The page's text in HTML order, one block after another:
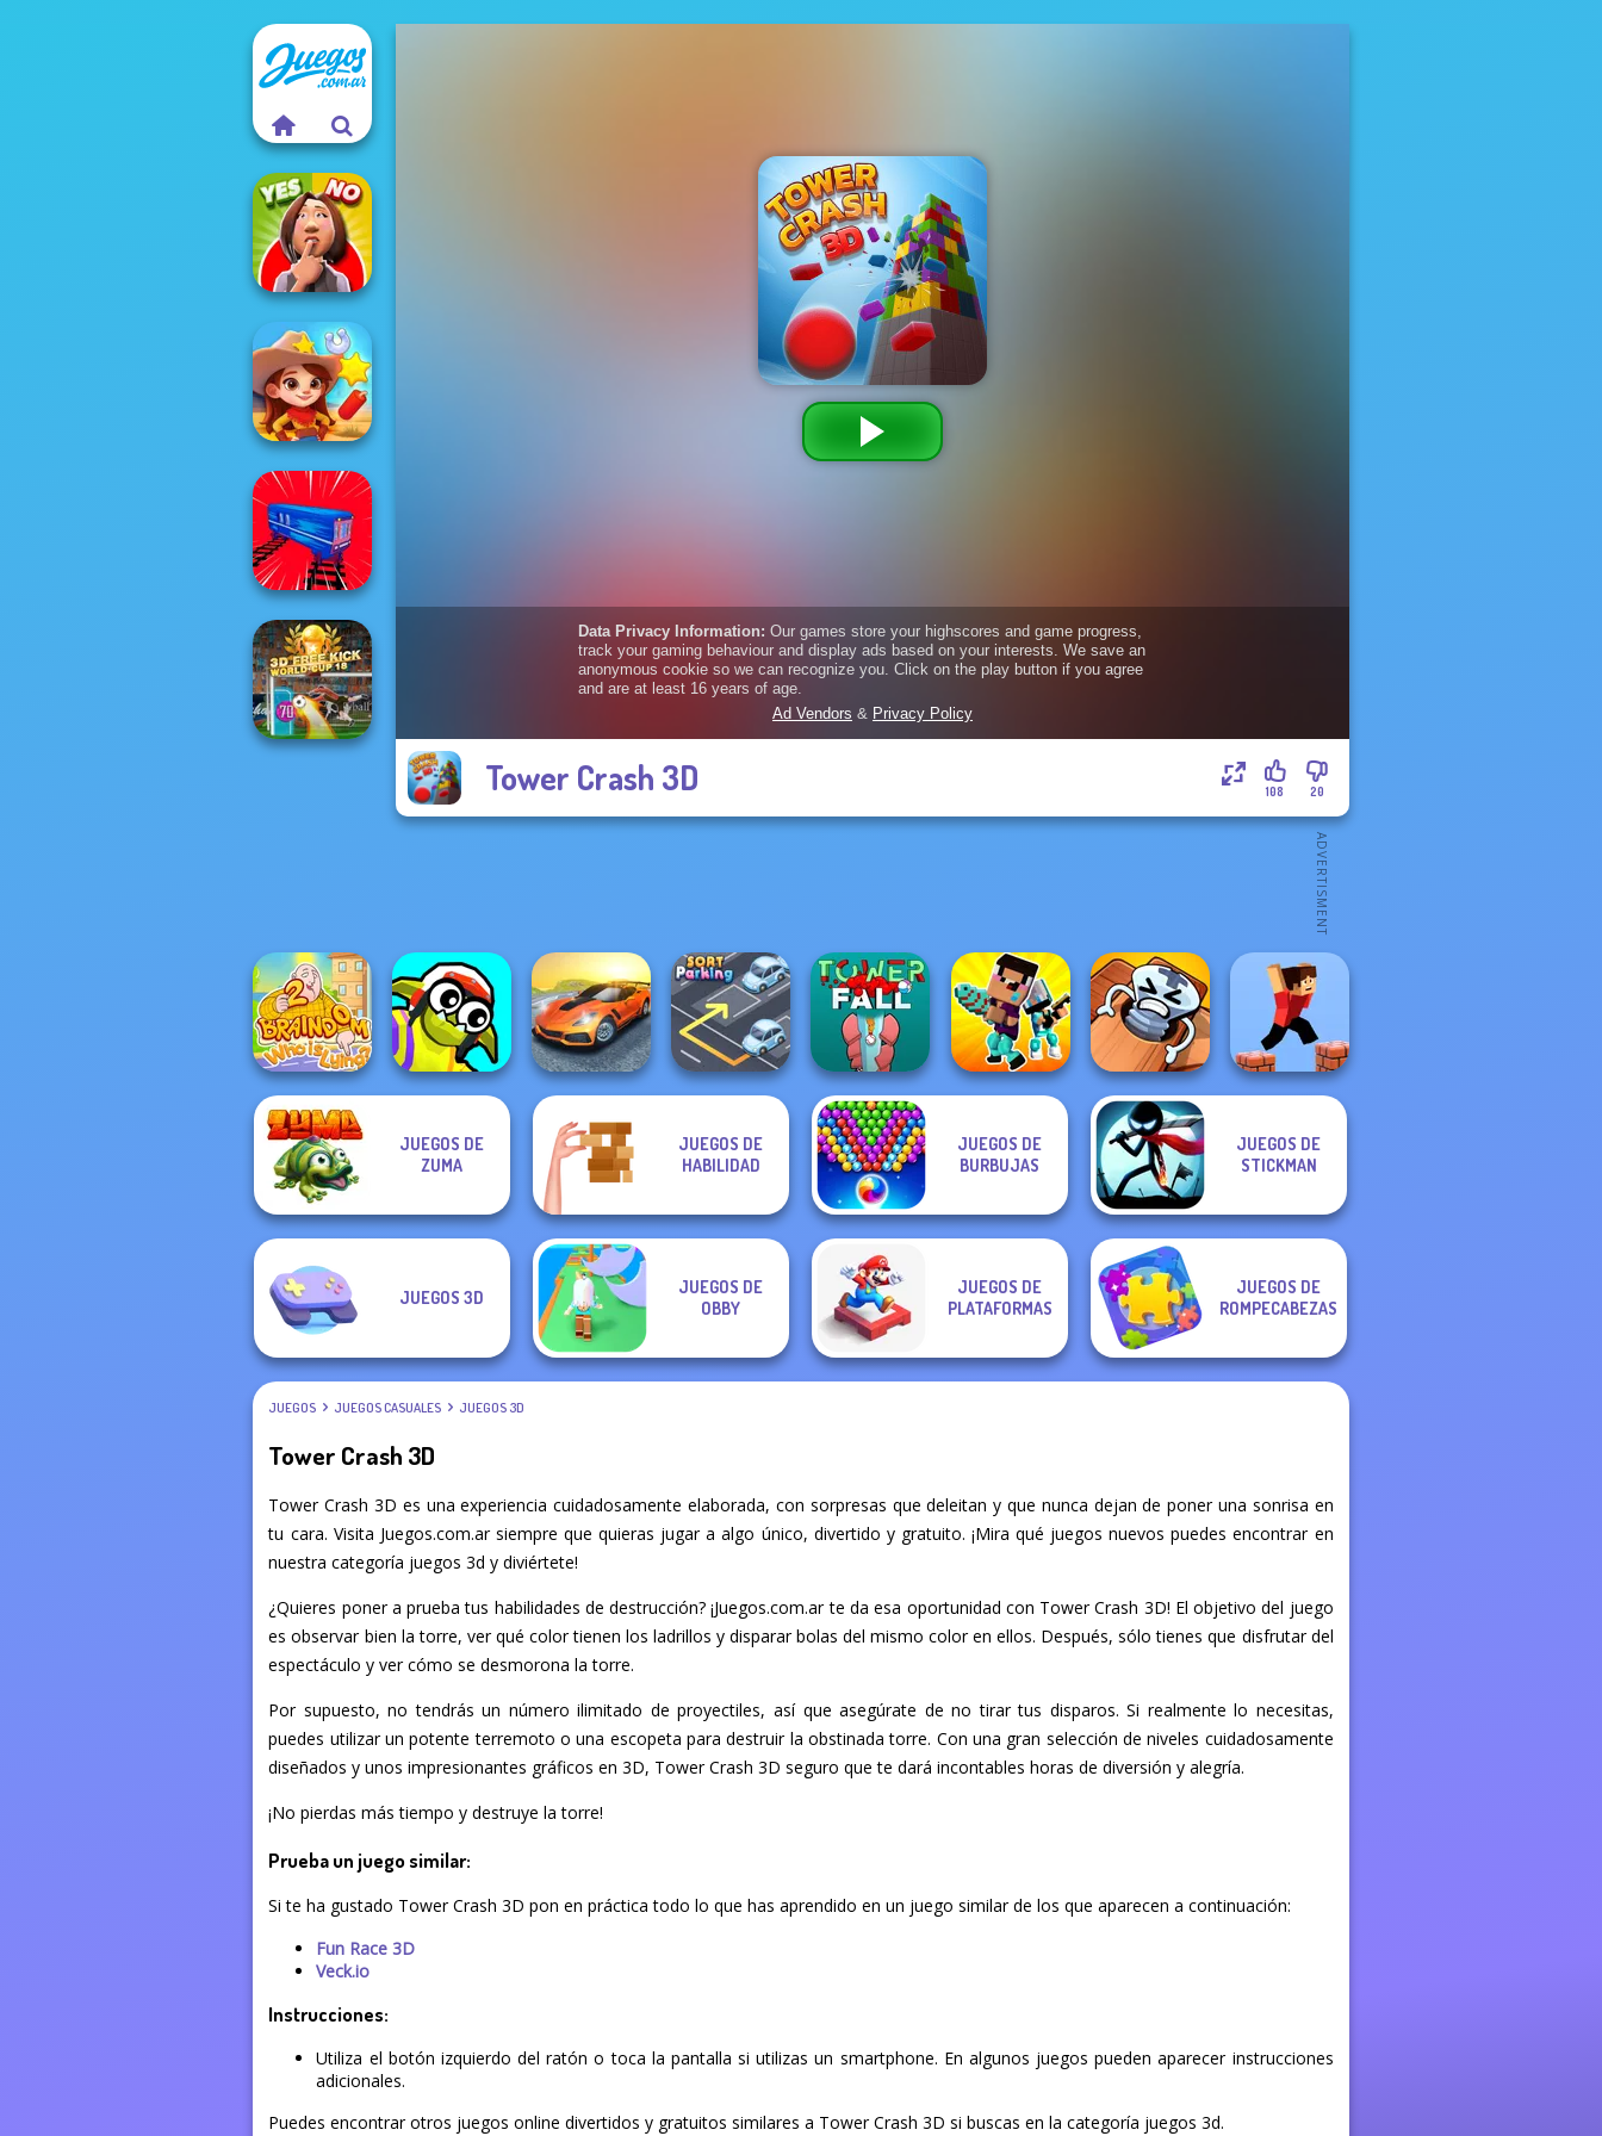
Tower Crash 3D 20
108
Yes or No
Challenge
Wild West Match
Train Drift
Braindom 2:
Who is Lying?
Funny Blade &
Magic
Madness Driver
Vertigo City
Sort Parking Tower Fall
Noob vs Pro
Challenge
Pin Master: Screw
Puzzle Quest
Parkour Block 3D
JUEGOS DE
ZUMA
JUEGOS DE
HABILIDAD
JUEGOS DE
BURBUJAS
JUEGOS DE
STICKMAN
JUEGOS 3D
JUEGOS DE
OBBY
JUEGOS DE
PLATAFORMAS
JUEGOS DE
ROMPECABEZAS
JUEGOS JUEGOS CASUALES JUEGOS 3D
Tower Crash 3D
Tower Crash 3D es una experiencia cuidadosamente elaborada, con sorpresas que deleitan y que nunca dejan de poner una sonrisa en
tu cara. Visita Juegos.com.ar siempre que quieras jugar a algo único, divertido y gratuito. ¡Mira qué juegos nuevos puedes encontrar en
nuestra categoría juegos 3d y diviértete!
¿Quieres poner a prueba tus habilidades de destrucción? ¡Juegos.com.ar te da esa oportunidad con Tower Crash 3D! El objetivo del juego
es observar bien la torre, ver qué color tienen los ladrillos y disparar bolas del mismo color en ellos. Después, sólo tienes que disfrutar del
espectáculo y ver cómo se desmorona la torre.
Por supuesto, no tendrás un número ilimitado de proyectiles, así que asegúrate de no tirar tus disparos. Si realmente lo necesitas,
puedes utilizar un potente terremoto o una escopeta para destruir la obstinada torre. Con una gran selección de niveles cuidadosamente
diseñados y unos impresionantes gráficos en 3D, Tower Crash 3D seguro que te dará incontables horas de diversión y alegría.
¡No pierdas más tiempo y destruye la torre!
Prueba un juego similar:
Si te ha gustado Tower Crash 3D pon en práctica todo lo que has aprendido en un juego similar de los que aparecen a continuación:
Fun Race 3D
Veck.io
Instrucciones:
Utiliza el botón izquierdo del ratón o toca la pantalla si utilizas un smartphone. En algunos juegos pueden aparecer instrucciones
adicionales.
Puedes encontrar otros juegos online divertidos y gratuitos similares a Tower Crash 3D si buscas en la categoría juegos 3d.